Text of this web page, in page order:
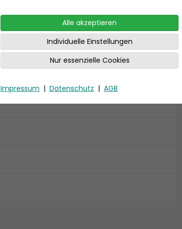
Alle akzeptieren
Individuelle Einstellungen
Nur essenzielle Cookies
Impressum | Datenschutz | AGB